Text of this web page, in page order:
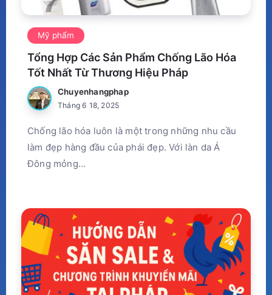
Mỹ phẩm
Tổng Hợp Các Sản Phẩm Chống Lão Hóa
Tốt Nhất Từ Thương Hiệu Pháp
Chuyenhangphap
Tháng 6 18, 2025
Chống lão hóa luôn là một trong những nhu cầu
làm đẹp hàng đầu của phái đẹp. Với làn da Á
Đông mỏng...